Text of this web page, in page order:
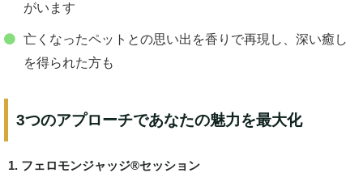
がいます
亡くなったペットとの思い出を香りで再現し、深い癒し
を得られた方も
3つのアプローチであなたの魅力を最大化
1. フェロモンジャッジ®️セッション